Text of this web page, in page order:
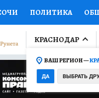
ПОЛИТИКА
КОЛУМНИСТЫ
ОТКРЫВАЕМ МИР
ПРОМОКОДЫ
КРАСНОДАР
ВАШ РЕГИОН —
ДА ВЫБРАТЬ